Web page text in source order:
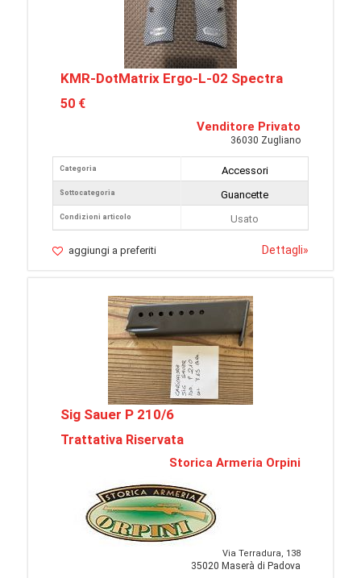
KMR-DotMatrix Ergo-L-02 Spectra
50 €
Venditore Privato
36030 Zugliano
Categoria
Sottocategoria
Condizioni articolo
Accessori
Guancette
Usato
aggiungi a preferiti Dettagli»
Sig Sauer P 210/6
Trattativa Riservata
Storica Armeria Orpini
Via Terradura, 138
35020 Maserà di Padova